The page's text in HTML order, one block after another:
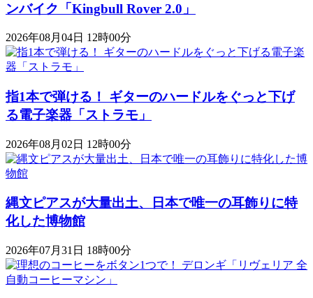
ンバイク「Kingbull Rover 2.0」
2026年08月04日 12時00分
指1本で弾ける！ ギターのハードルをぐっと下げ
る電子楽器「ストラモ」
2026年08月02日 12時00分
縄文ピアスが大量出土、日本で唯一の耳飾りに特
化した博物館
2026年07月31日 18時00分